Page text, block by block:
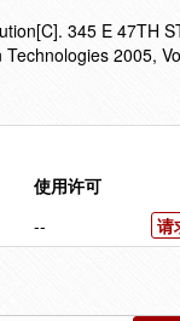
345 E 47TH
2005,
使用许可
-- 请